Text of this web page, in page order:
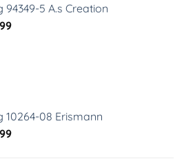
€ 5,99.
94349-5 A.s Creation
Huidige
10264-08 Erismann
Huidige